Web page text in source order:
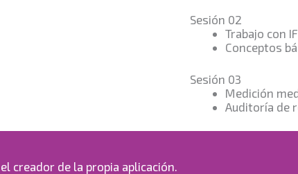
Sesión 02
Trabajo con
Conceptos
Sesión 03
Medición
Auditoría de
creador de la propia aplicación.